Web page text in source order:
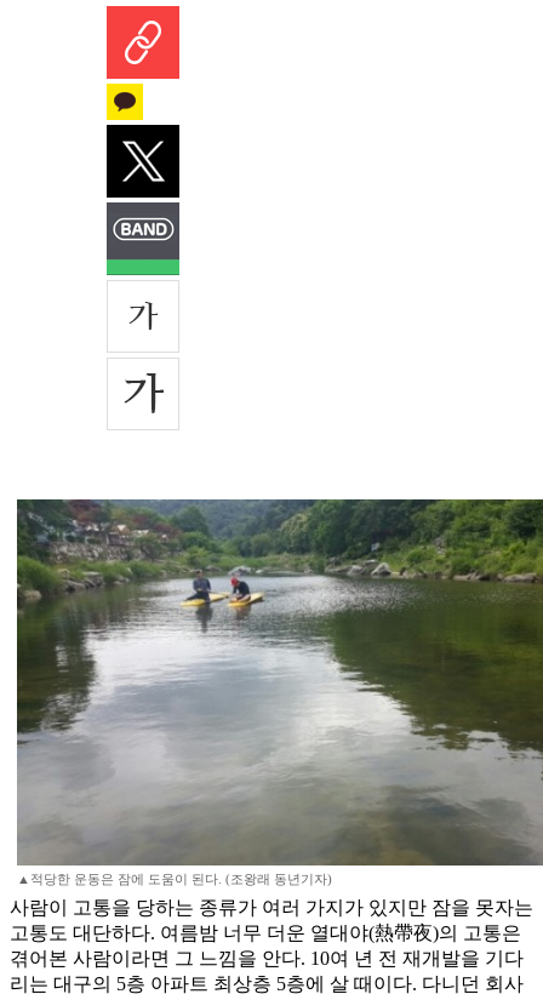
▲적당한 운동은 잠에 도움이 된다. (조왕래 동년기자)
사람이 고통을 당하는 종류가 여러 가지가 있지만 잠을 못자는
고통도 대단하다. 여름밤 너무 더운 열대야(熱帶夜)의 고통은
겪어본 사람이라면 그 느낌을 안다. 10여 년 전 재개발을 기다
리는 대구의 5층 아파트 최상층 5층에 살 때이다. 다니던 회사